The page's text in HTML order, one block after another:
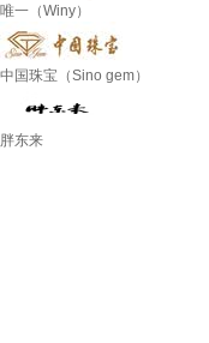
唯一（Winy）
中国珠宝（Sino gem）
胖东来